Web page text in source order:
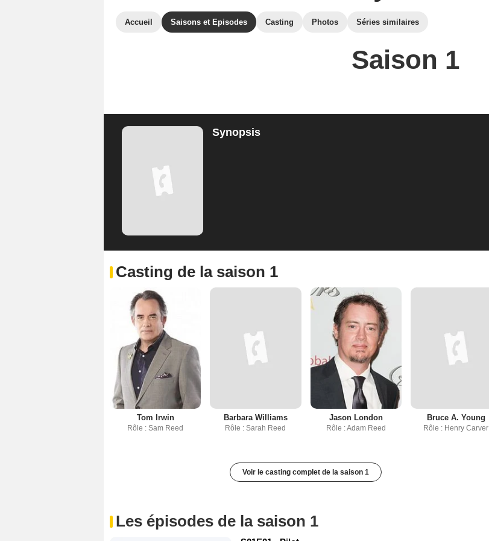
Accueil Saisons et Episodes Casting Photos Séries similaires
Saison 1
Synopsis
Casting de la saison 1
Tom Irwin
Rôle : Sam Reed
Barbara Williams
Rôle : Sarah Reed
Jason London
Rôle : Adam Reed
Bruce A. Young
Rôle : Henry Carver
Voir le casting complet de la saison 1
Les épisodes de la saison 1